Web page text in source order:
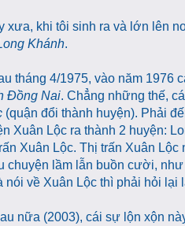
xưa, khi tôi sinh ra và lớn lên
Khánh.
tháng 4/1975, vào năm 1976
Đồng Nai. Chẳng những thế,
(quận đổi thành huyện). Phải
Xuân Lộc ra thành 2 huyện:
Xuân Lộc. Thị trấn Xuân
chuyện lầm lẫn buồn cười,
nói về Xuân Lộc thì phải hỏi lại
nữa (2003), cái sự lộn xộn